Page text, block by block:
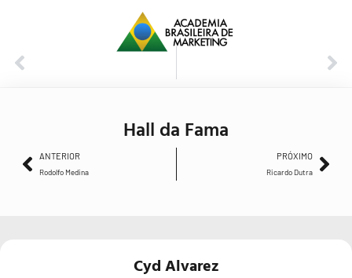
Hall da Fama
ANTERIOR
Rodolfo Medina
PRÓXIMO
Ricardo Dutra
Cyd Alvarez